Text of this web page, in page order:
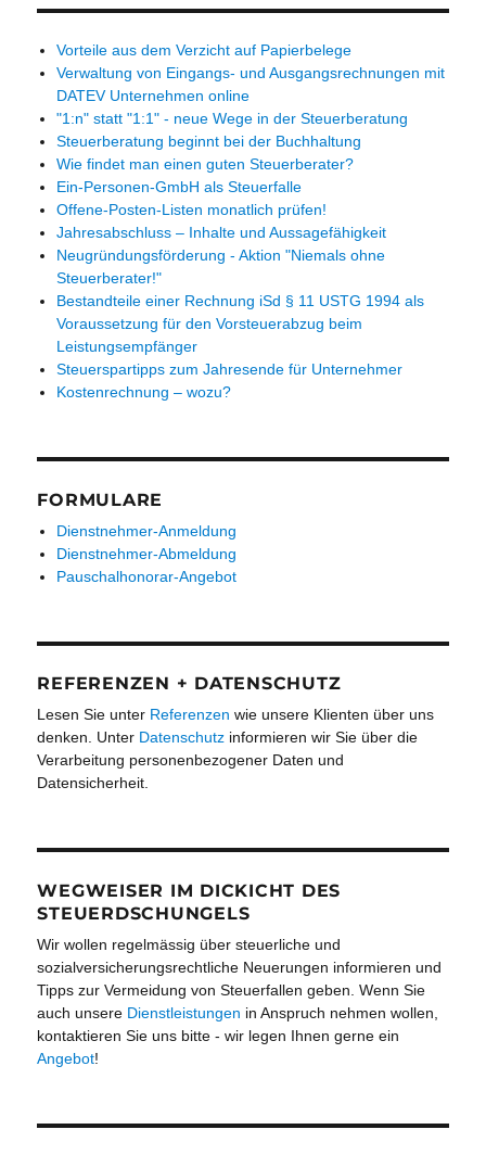
Vorteile aus dem Verzicht auf Papierbelege
Verwaltung von Eingangs- und Ausgangsrechnungen mit
DATEV Unternehmen online
"1:n" statt "1:1" - neue Wege in der Steuerberatung
Steuerberatung beginnt bei der Buchhaltung
Wie findet man einen guten Steuerberater?
Ein-Personen-GmbH als Steuerfalle
Offene-Posten-Listen monatlich prüfen!
Jahresabschluss – Inhalte und Aussagefähigkeit
Neugründungsförderung - Aktion "Niemals ohne
Steuerberater!"
Bestandteile einer Rechnung iSd § 11 USTG 1994 als
Voraussetzung für den Vorsteuerabzug beim
Leistungsempfänger
Steuerspartipps zum Jahresende für Unternehmer
Kostenrechnung – wozu?
FORMULARE
Dienstnehmer-Anmeldung
Dienstnehmer-Abmeldung
Pauschalhonorar-Angebot
REFERENZEN + DATENSCHUTZ
Lesen Sie unter Referenzen wie unsere Klienten über uns
denken. Unter Datenschutz informieren wir Sie über die
Verarbeitung personenbezogener Daten und
Datensicherheit.
WEGWEISER IM DICKICHT DES
STEUERDSCHUNGELS
Wir wollen regelmässig über steuerliche und
sozialversicherungsrechtliche Neuerungen informieren und
Tipps zur Vermeidung von Steuerfallen geben. Wenn Sie
auch unsere Dienstleistungen in Anspruch nehmen wollen,
kontaktieren Sie uns bitte - wir legen Ihnen gerne ein
Angebot!